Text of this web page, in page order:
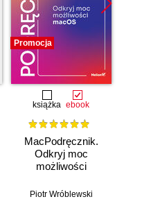
Promocja
książka ebook
MacPodręcznik.
Odkryj moc
możliwości
Piotr Wróblewski